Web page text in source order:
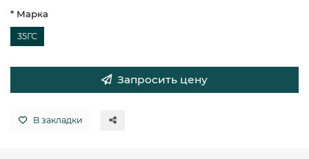
* Марка
35ГС
Запросить цену
В закладки